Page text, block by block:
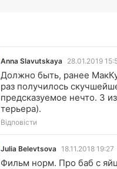
Anna Slavutskaya 28.01.2019
Должно быть, ранее
раз получилось
предсказуемое нечто. 3
терьера).
Відповісти
Julia Belevtsova 18.11.2018 19:27
Фильм норм. Про баб с